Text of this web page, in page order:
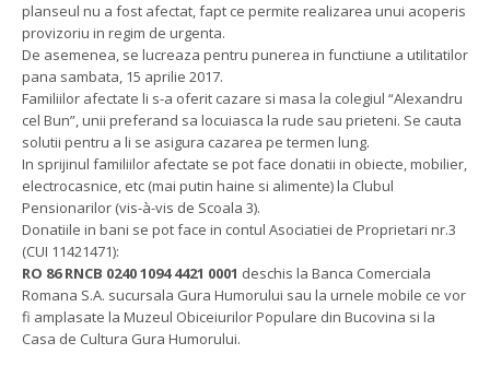
planseul nu a fost afectat, fapt ce permite realizarea unui acoperis
provizoriu in regim de urgenta.
De asemenea, se lucreaza pentru punerea in functiune a utilitatilor
pana sambata, 15 aprilie 2017.
Familiilor afectate li s-a oferit cazare si masa la colegiul “Alexandru
cel Bun”, unii preferand sa locuiasca la rude sau prieteni. Se cauta
solutii pentru a li se asigura cazarea pe termen lung.
In sprijinul familiilor afectate se pot face donatii in obiecte, mobilier,
electrocasnice, etc (mai putin haine si alimente) la Clubul
Pensionarilor (vis-à-vis de Scoala 3).
Donatiile in bani se pot face in contul Asociatiei de Proprietari nr.3
(CUI 11421471):
RO 86 RNCB 0240 1094 4421 0001 deschis la Banca Comerciala
Romana S.A. sucursala Gura Humorului sau la urnele mobile ce vor
fi amplasate la Muzeul Obiceiurilor Populare din Bucovina si la
Casa de Cultura Gura Humorului.